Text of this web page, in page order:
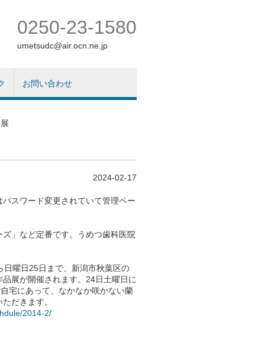
0250-23-1580
umetsudc@air.ocn.ne.jp
お問い合わせ
2024-02-17
スワード変更されていて管理ペー
」など定番です。うめつ歯科医院
日曜日25日まで、新潟市秋葉区の
展が開催されます。24日土曜日に
宅にあって、なかなか咲かない蘭
だきます。
2014-2/